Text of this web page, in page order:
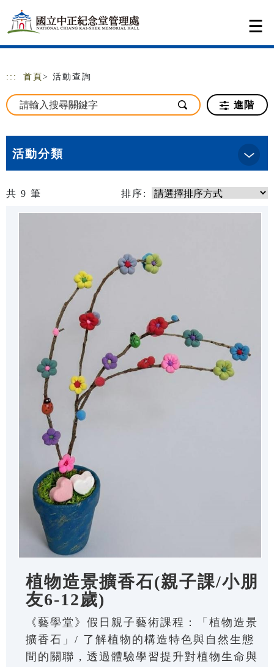
跳到主要內容
網站導覽
::: 首頁 > 活動查詢
進階
活動分類
共 9 筆 排序:
植物造景擴香石(親子課/小朋
友6-12歲)
《藝學堂》假日親子藝術課程：「植物造景
擴香石」/ 了解植物的構造特色與自然生態
間的關聯，透過體驗學習提升對植物生命與